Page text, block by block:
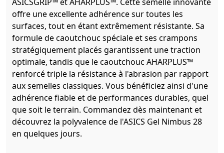
offre une excellente adhérence sur toutes les
surfaces, tout en étant extrêmement résistante. Sa
formule de caoutchouc spéciale et ses crampons
stratégiquement placés garantissent une traction
optimale, tandis que le caoutchouc AHARPLUS™
renforcé triple la résistance à l'abrasion par rapport
aux semelles classiques. Vous bénéficiez ainsi d'une
adhérence fiable et de performances durables, quel
que soit le terrain. Commandez dès maintenant et
découvrez la polyvalence de l'ASICS Gel Nimbus 28
en quelques jours.